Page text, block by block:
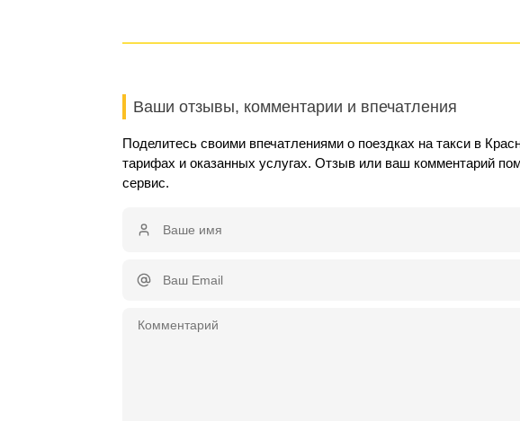
Ваши отзывы, комментарии и впечатления
Поделитесь своими впечатлениями о поездках на такси в
тарифах и оказанных услугах. Отзыв или ваш комментарий
сервис.